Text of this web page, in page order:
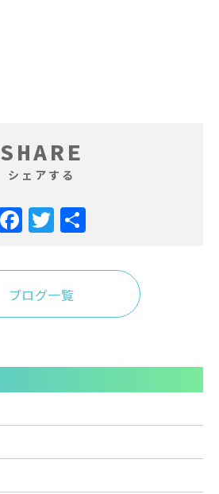
SHARE
シェアする
Facebook
Twitter
ブログ一覧